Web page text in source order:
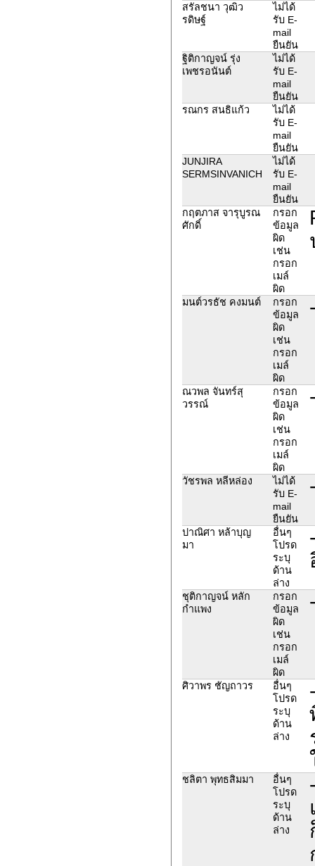
สรัลชนา วุฒิว
รดิษฐ์
ไม่ได้
รับ E-
mail
ยืนยัน
ฐิติกาญจน์ รุ่ง
เพชรอนันต์
ไม่ได้
รับ E-
mail
ยืนยัน
รณกร สนธิแก้ว
ไม่ได้
รับ E-
mail
ยืนยัน
JUNJIRA
SERMSINVANICH
ไม่ได้
รับ E-
mail
ยืนยัน
กฤตภาส จารุบูรณ
ศักดิ์
กรอก
ข้อมูล
ผิด
เช่น
กรอก
เมล์
ผิด
มนต์วรธัช คงมนต์
กรอก
ข้อมูล
ผิด
เช่น
กรอก
เมล์
ผิด
ณวพล จันทร์สุ
วรรณ์
กรอก
ข้อมูล
ผิด
เช่น
กรอก
เมล์
ผิด
วัชรพล หลีหล่อง
ไม่ได้
รับ E-
mail
ยืนยัน
ปาณิศา หล้าบุญ
มา
อื่นๆ
โปรด
ระบุ
ด้าน
ล่าง
ชุติกาญจน์ หลัก
กำแพง
กรอก
ข้อมูล
ผิด
เช่น
กรอก
เมล์
ผิด
ศิวาพร ชัญถาวร
อื่นๆ
โปรด
ระบุ
ด้าน
ล่าง
ชลิตา พุทธสิมมา
อื่นๆ
โปรด
ระบุ
ด้าน
ล่าง